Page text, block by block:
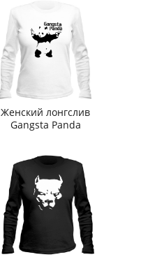
Женский лонгслив
Gangsta Panda